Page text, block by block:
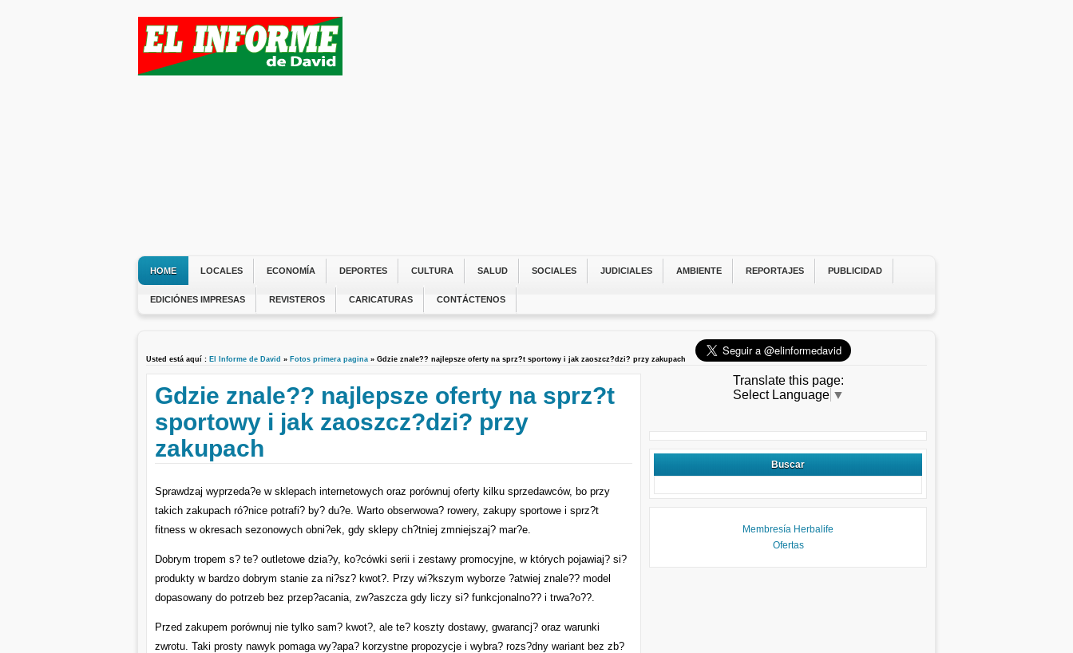
HOME LOCALES ECONOMÍA DEPORTES CULTURA SALUD SOCIALES JUDICIALES AMBIENTE REPORTAJES PUBLICIDAD
EDICIÓNES IMPRESAS REVISTEROS CARICATURAS CONTÁCTENOS
Usted está aquí : El Informe de David » Fotos primera pagina » Gdzie znale?? najlepsze oferty na sprz?t sportowy i jak zaoszcz?dzi? przy zakupach
Gdzie znale?? najlepsze oferty na sprz?t
sportowy i jak zaoszcz?dzi? przy
zakupach
Sprawdzaj wyprzeda?e w sklepach internetowych oraz porównuj oferty kilku sprzedawców, bo przy
takich zakupach ró?nice potrafi? by? du?e. Warto obserwowa? rowery, zakupy sportowe i sprz?t
fitness w okresach sezonowych obni?ek, gdy sklepy ch?tniej zmniejszaj? mar?e.
Dobrym tropem s? te? outletowe dzia?y, ko?cówki serii i zestawy promocyjne, w których pojawiaj? si?
produkty w bardzo dobrym stanie za ni?sz? kwot?. Przy wi?kszym wyborze ?atwiej znale?? model
dopasowany do potrzeb bez przep?acania, zw?aszcza gdy liczy si? funkcjonalno?? i trwa?o??.
Przed zakupem porównuj nie tylko sam? kwot?, ale te? koszty dostawy, gwarancj? oraz warunki
zwrotu. Taki prosty nawyk pomaga wy?apa? korzystne propozycje i wybra? rozs?dny wariant bez zb?
Translate this page:
Select Language ▼
Buscar
Membresía Herbalife
Ofertas